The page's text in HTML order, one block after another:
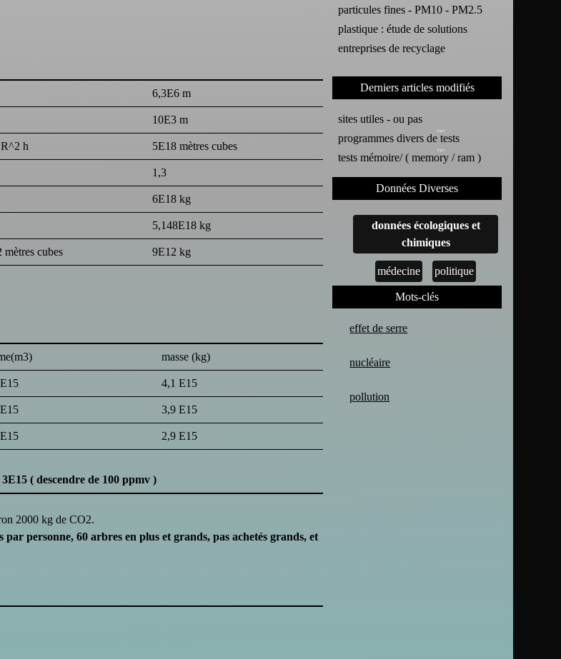
6,3E6 m
10E3 m
h 5E18 mètres cubes
1,3
6E18 kg
5,148E18 kg
mètres cubes 9E12 kg
masse (kg)
4,1 E15
3,9 E15
2,9 E15
( descendre de 100 ppmv )
2000 kg de CO2.
personne, 60 arbres en plus et grands, pas achetés grands, et
particules fines - PM10 - PM2.5
plastique : étude de solutions
entreprises de recyclage
Derniers articles modifiés
sites utiles - ou pas
programmes divers de tests
tests mémoire/ ( memory / ram )
Données Diverses
données écologiques et
chimiques
médecine politique
Mots-clés
effet de serre
nucléaire
pollution